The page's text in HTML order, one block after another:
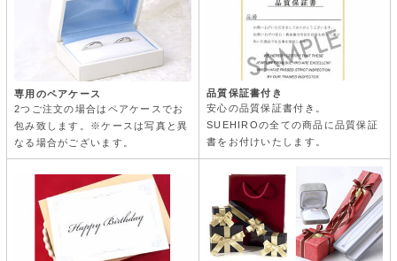
専用のペアケース
2つご注文の場合はペアケースでお
包み致します。※ケースは写真と異
なる場合がございます。
品質保証書付き
安心の品質保証書付き。
SUEHIROの全ての商品に品質保証
書をお付けいたします。